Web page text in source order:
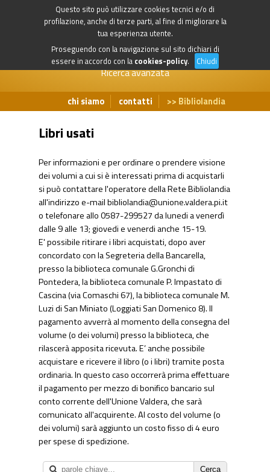
Questo sito può utilizzare cookies tecnici e/o di
profilazione, anche di terze parti, al fine di migliorare la
tua esperienza utente.
Proseguendo con la navigazione sul sito dichiari di
essere in accordo con la cookies-policy. Chiudi
Ricerca avanzata
chi siamo contatti Bibliolandia
Libri usati
Per informazioni e per ordinare o prendere visione
dei volumi a cui si è interessati prima di acquistarli
si può contattare l'operatore della Rete Bibliolandia
all'indirizzo e-mailbibliolandia@unione.valdera.pi.it
o telefonare allo 0587-299527 da lunedi a venerdì
dalle 9 alle 13; giovedi e venerdi anche 15-19.
E' possibile ritirare i libri acquistati, dopo aver
concordato con la Segreteria della Bancarella,
presso la biblioteca comunale G.Gronchi di
Pontedera, la biblioteca comunale P. Impastato di
Cascina (via Comaschi 67), la biblioteca comunale M.
Luzi di San Miniato (Loggiati San Domenico 8). Il
pagamento avverrà al momento della consegna del
volume (o dei volumi) presso la biblioteca, che
rilascerà apposita ricevuta. E’ anche possibile
acquistare e ricevere il libro (o i libri) tramite posta
ordinaria. In questo caso occorrerà prima effettuare
il pagamento per mezzo di bonifico bancario sul
conto corrente dell'Unione Valdera, che sarà
comunicato all'acquirente. Al costo del volume (o
dei volumi) sarà aggiunto un costo fisso di 4 euro
per spese di spedizione.